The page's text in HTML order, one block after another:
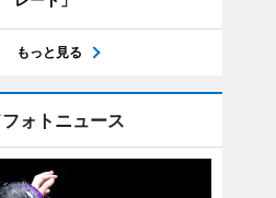
もっと見る
ォトニュース